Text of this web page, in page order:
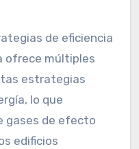
de eficiencia
ofrece múltiples
estrategias
lo que
gases de efecto
edificios